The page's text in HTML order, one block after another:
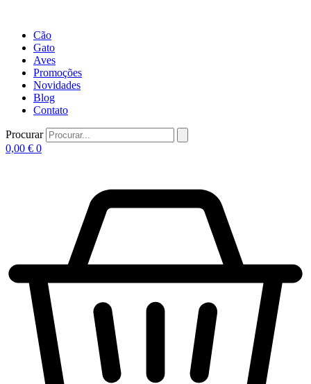
Cão
Gato
Aves
Promoções
Novidades
Blog
Contato
Procurar
0,00 € 0